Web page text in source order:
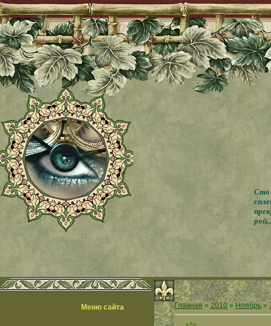
Сто
Меню сайта Главная » 2010 » Ноябрь »